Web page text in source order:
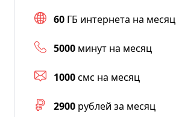
60 ГБ интернета на месяц
5000 минут на месяц
1000смс на месяц
2900 рублей за месяц